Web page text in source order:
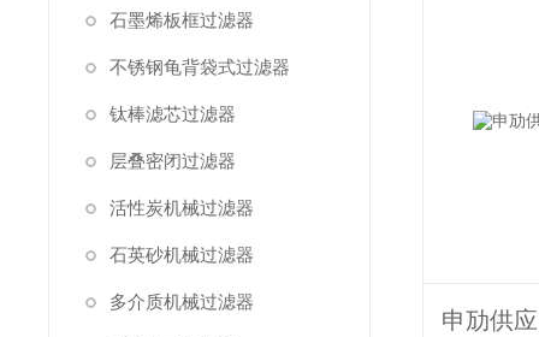
石墨烯板框过滤器
不锈钢龟背袋式过滤器
钛棒滤芯过滤器
层叠密闭过滤器
活性炭机械过滤器
石英砂机械过滤器
多介质机械过滤器